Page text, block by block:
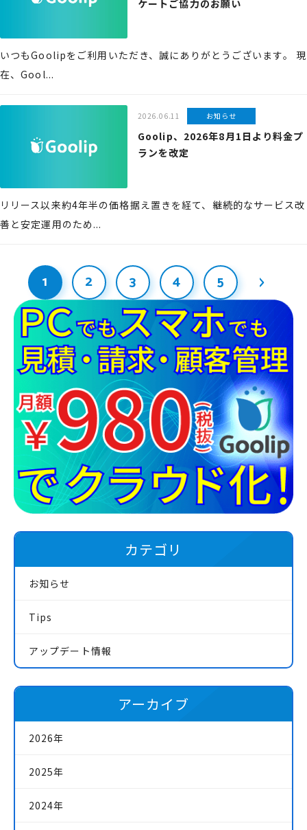
ケートご協力のお願い
いつもGoolipをご利用いただき、誠にありがとうございます。 現
在、Gool...
2026.06.11 お知らせ
Goolip、2026年8月1日より料金プ
ランを改定
リリース以来約4年半の価格据え置きを経て、継続的なサービス改
善と安定運用のため...
1 2 3 4 5
カテゴリ
お知らせ
Tips
アップデート情報
アーカイブ
2026年
2025年
2024年